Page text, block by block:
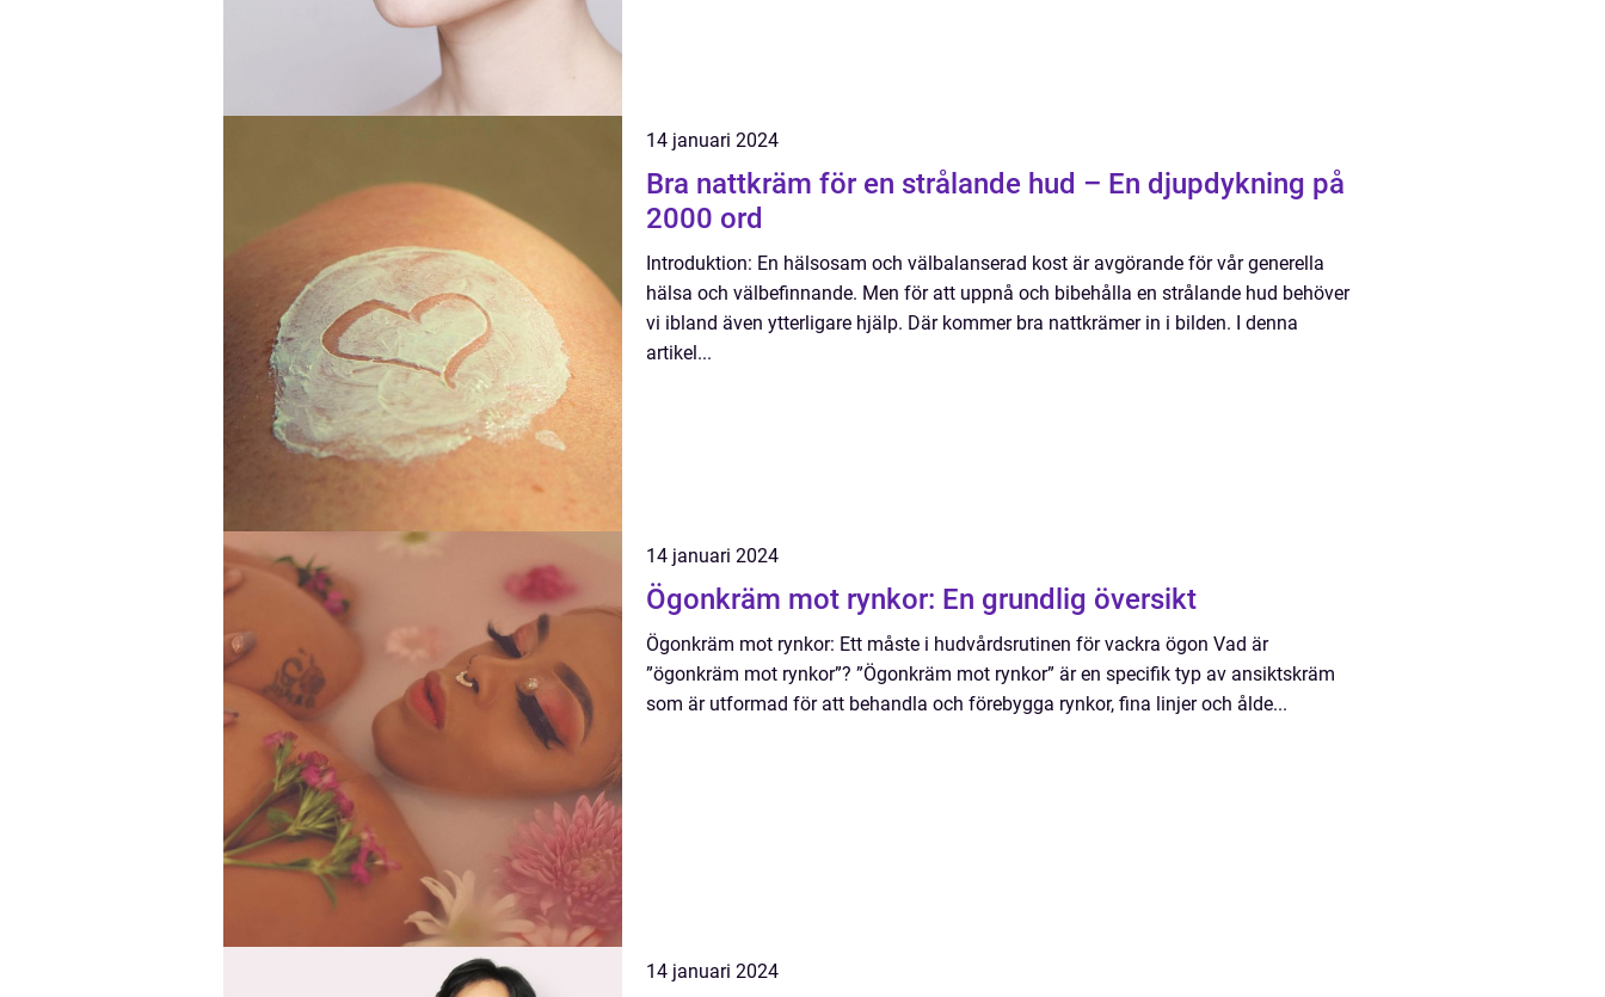
14 januari 2024
Bra nattkräm för en strålande hud – En djupdykning på
2000 ord
Introduktion: En hälsosam och välbalanserad kost är avgörande för vår generella
hälsa och välbefinnande. Men för att uppnå och bibehålla en strålande hud behöver
vi ibland även ytterligare hjälp. Där kommer bra nattkrämer in i bilden. I denna
artikel...
14 januari 2024
Ögonkräm mot rynkor: En grundlig översikt
Ögonkräm mot rynkor: Ett måste i hudvårdsrutinen för vackra ögon Vad är
”ögonkräm mot rynkor”? ”Ögonkräm mot rynkor” är en specifik typ av ansiktskräm
som är utformad för att behandla och förebygga rynkor, fina linjer och ålde...
14 januari 2024